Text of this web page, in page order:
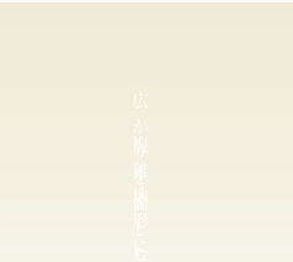
広
が
り
を
愉
し
複
雑
地
形